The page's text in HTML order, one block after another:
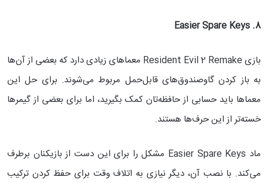
8. Easier Spare Keys
بازی Resident Evil 2 Remake معماهای زیادی دارد که بعضی از آن‌ها
به باز کردن گاوصندوق‌های قابل‌حمل مربوط می‌شوند. برای حل این
معماها باید حسابی از حافظه‌تان کمک بگیرید، اما برای بعضی از گیمرها
خسته‌تر از این حرف‌ها هستند.
ماد Easier Spare Keys مشکل را برای این دست از بازیکنان برطرف
می‌کند. با نصب آن، دیگر نیازی به اتلاف وقت برای حفظ کردن ترکیب